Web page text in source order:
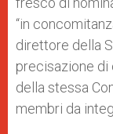
“in
direttore della
precisazione
della stessa
membri da